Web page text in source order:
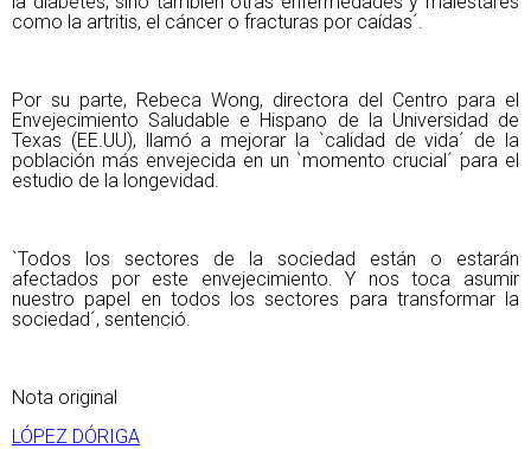
como la artritis, el cáncer o fracturas por caídas´.
Por su parte, Rebeca Wong, directora del Centro para el
Envejecimiento Saludable e Hispano de la Universidad de
Texas (EE.UU), llamó a mejorar la `calidad de vida´ de la
población más envejecida en un `momento crucial´ para el
estudio de la longevidad.
`Todos los sectores de la sociedad están o estarán
afectados por este envejecimiento. Y nos toca asumir
nuestro papel en todos los sectores para transformar la
sociedad´, sentenció.
Nota original
LÓPEZ DÓRIGA